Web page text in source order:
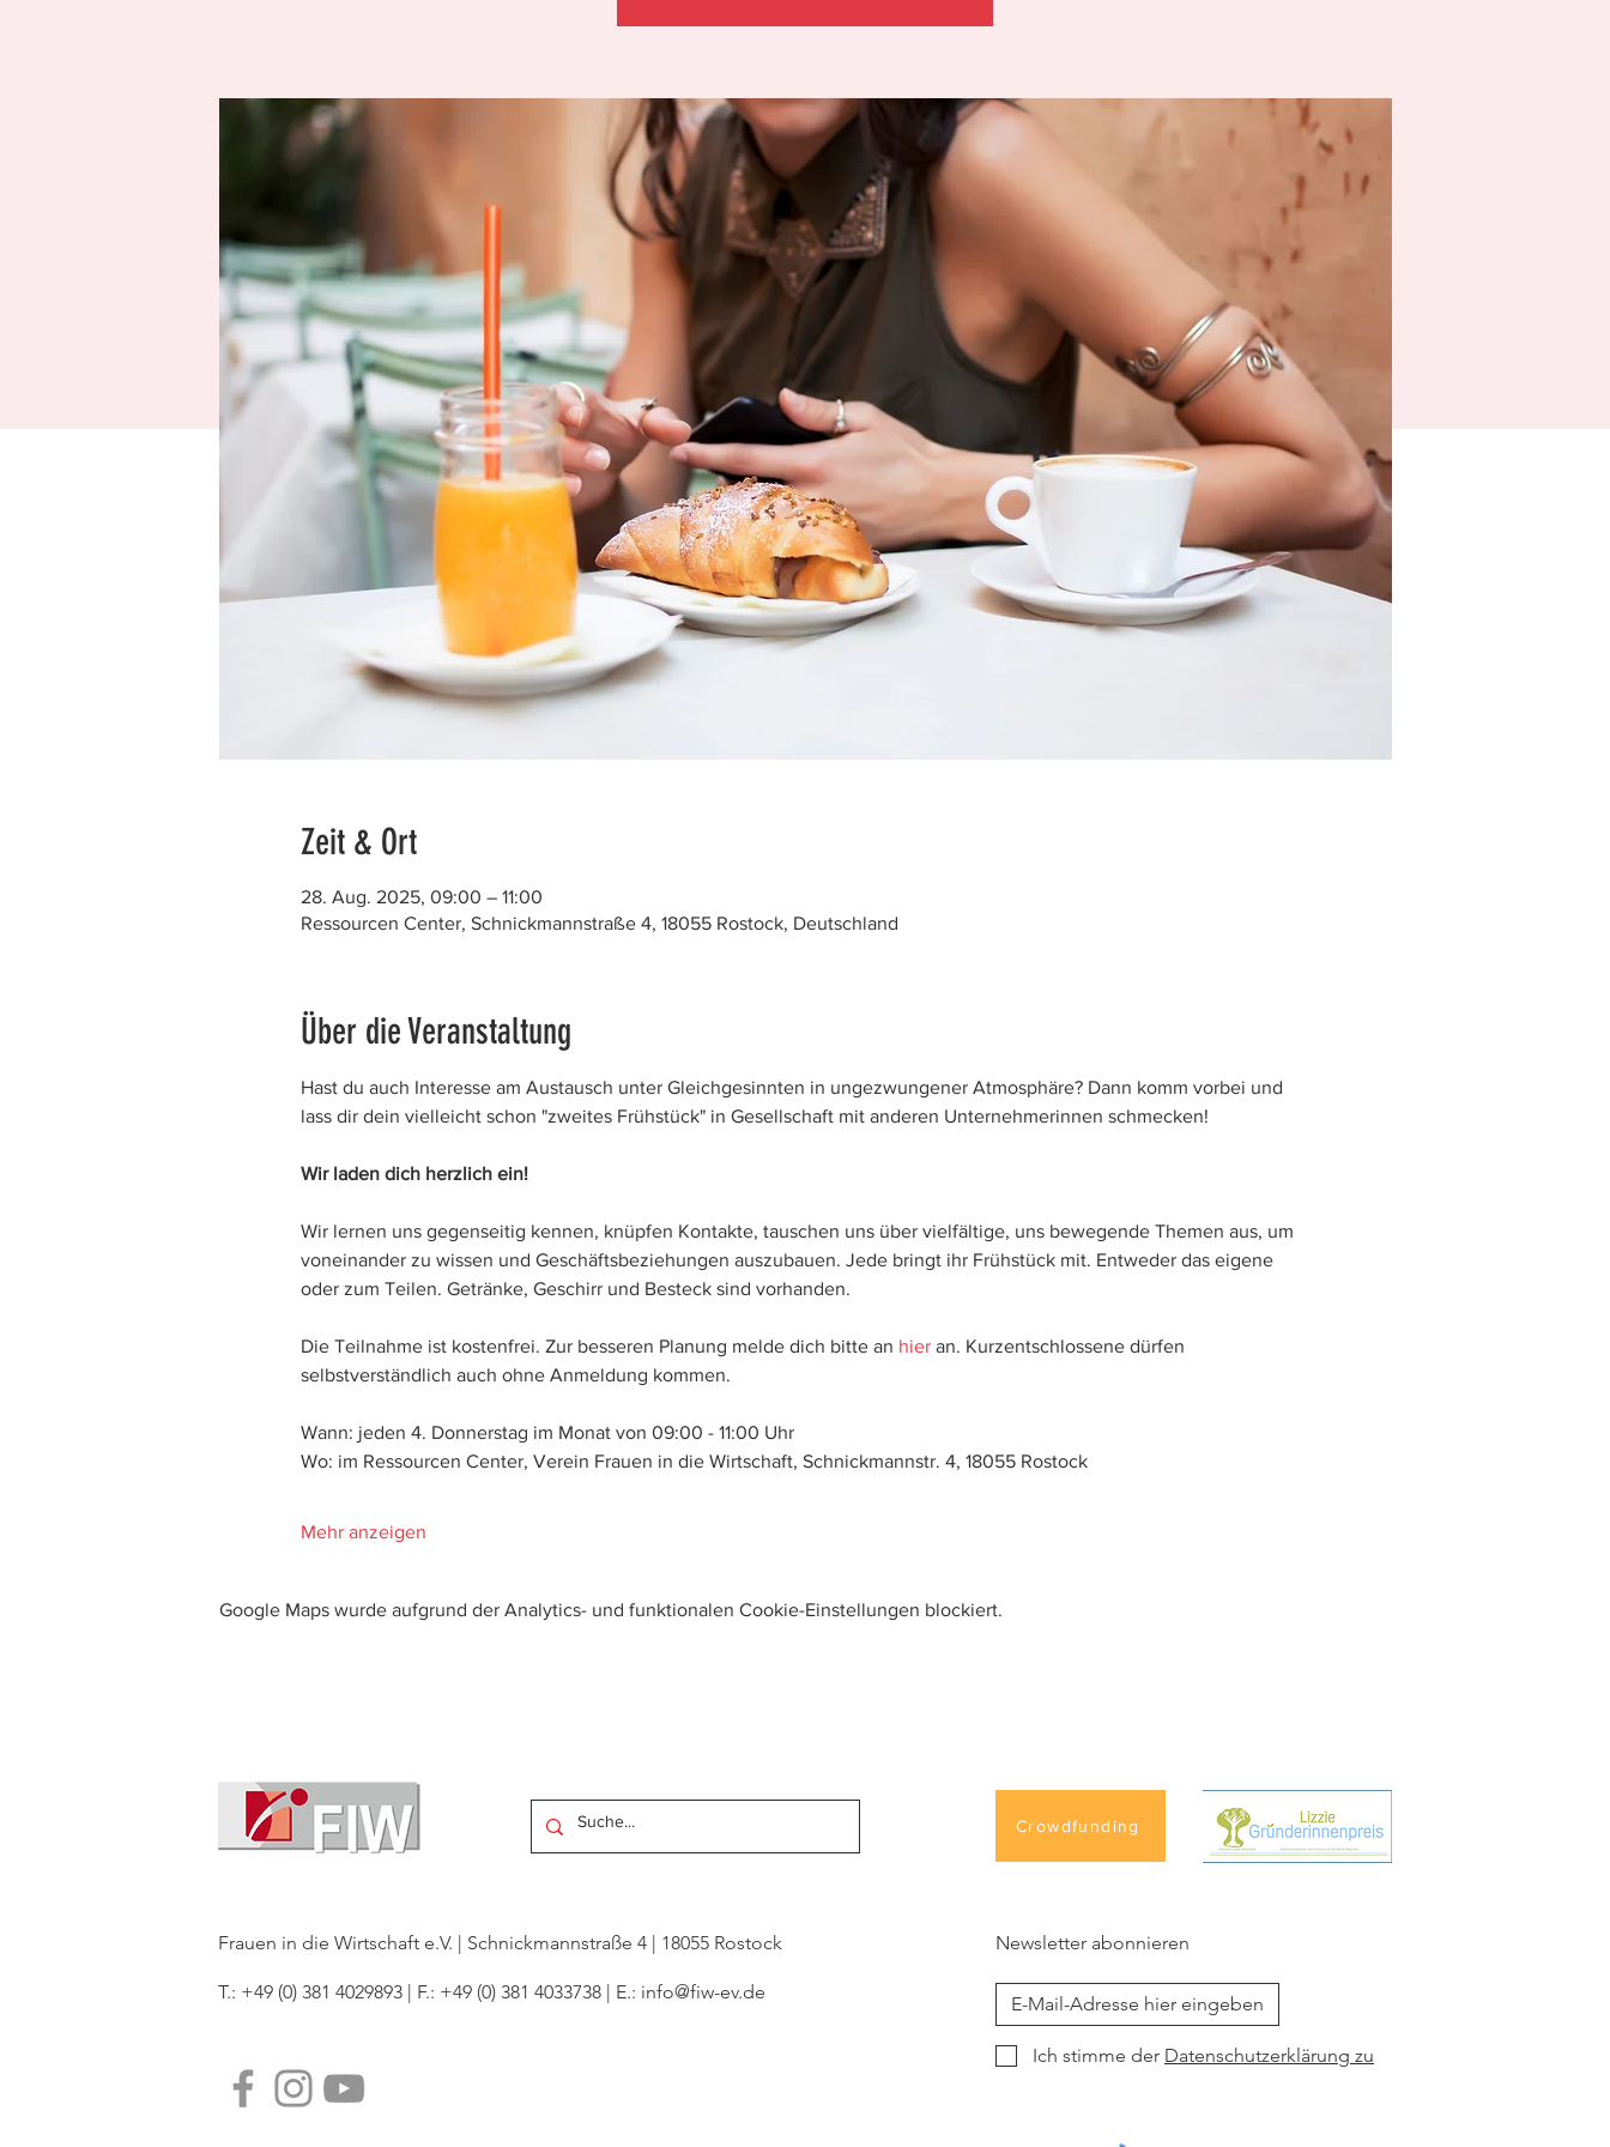
Zeit & Ort
28. Aug. 2025, 09:00 – 11:00
Ressourcen Center, Schnickmannstraße 4, 18055 Rostock, Deutschland
Über die Veranstaltung
Hast du auch Interesse am Austausch unter Gleichgesinnten in ungezwungener Atmosphäre? Dann komm vorbei und
lass dir dein vielleicht schon "zweites Frühstück" in Gesellschaft mit anderen Unternehmerinnen schmecken!
Wir laden dich herzlich ein!
Wir lernen uns gegenseitig kennen, knüpfen Kontakte, tauschen uns über vielfältige, uns bewegende Themen aus, um
voneinander zu wissen und Geschäftsbeziehungen auszubauen. Jede bringt ihr Frühstück mit. Entweder das eigene
oder zum Teilen. Getränke, Geschirr und Besteck sind vorhanden.
Die Teilnahme ist kostenfrei. Zur besseren Planung melde dich bitte an hier an. Kurzentschlossene dürfen
selbstverständlich auch ohne Anmeldung kommen.
Wann: jeden 4. Donnerstag im Monat von 09:00 - 11:00 Uhr
Wo: im Ressourcen Center, Verein Frauen in die Wirtschaft, Schnickmannstr. 4, 18055 Rostock
Mehr anzeigen
Google Maps wurde aufgrund der Analytics- und funktionalen Cookie-Einstellungen blockiert.
Frauen in die Wirtschaft e.V. | Schnickmannstraße 4 | 18055 Rostock
T.: +49 (0) 381 4029893 | F.: +49 (0) 381 4033738 | E.: info@fiw-ev.de
Crowdfunding
Newsletter abonnieren
Ich stimme der Datenschutzerklärung zu